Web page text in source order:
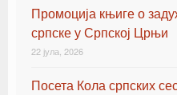
Промоција књиге о
српске у Српској Црњи
22 јула, 2026
Посета Кола српских